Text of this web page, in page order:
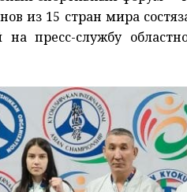
из 15 стран мира
на пресс-службу